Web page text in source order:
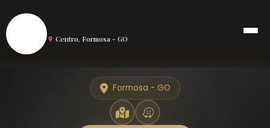
Centro, Formosa - GO
Formosa - GO